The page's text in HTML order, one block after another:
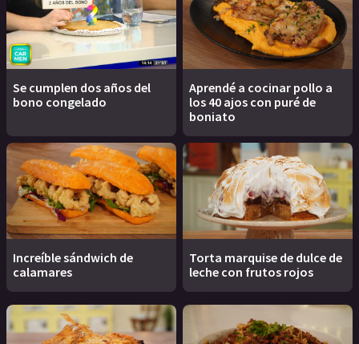
Se cumplen dos años del
bono congelado
Aprendé a cocinar pollo a
los 40 ajos con puré de
boniato
Increíble sándwich de
calamares
Torta marquise de dulce de
leche con frutos rojos